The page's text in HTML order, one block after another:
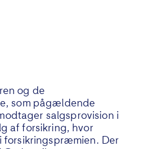
og de
som pågældende
salgsprovision i
af forsikring, hvor
forsikringspræmien. Der